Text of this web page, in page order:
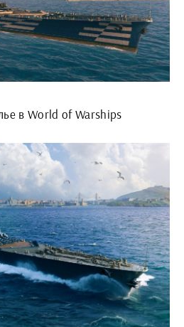
в World of Warships